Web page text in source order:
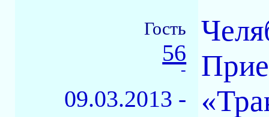
Гость
56
-
09.03.2013 -